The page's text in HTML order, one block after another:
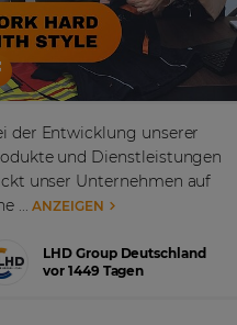
der Entwicklung unserer
und Dienstleistungen
unser Unternehmen auf
...ANZEIGEN
LHD Group Deutschland
vor 1449 Tagen